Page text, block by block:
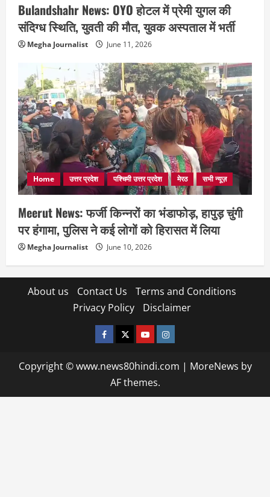
Bulandshahr News: OYO होटल में प्रेमी युगल की
संदिग्ध स्थिति, युवती की मौत, युवक अस्पताल में भर्ती
Megha Journalist June 11, 2026
Home उत्तर प्रदेश पश्चिमी उत्तर प्रदेश मेरठ सभी न्यूज़
Meerut News: फर्जी किन्नरों का भंडाफोड़, हापुड़ चुंगी
पर हंगामा, पुलिस ने कई लोगों को हिरासत में लिया
Megha Journalist June 10, 2026
About us Contact Us
Terms and Conditions
Privacy Policy
Disclaimer
facebooktwitterYOUTUBE
instagram
Copyright © www.news80hindi.com | MoreNews by
AF themes.